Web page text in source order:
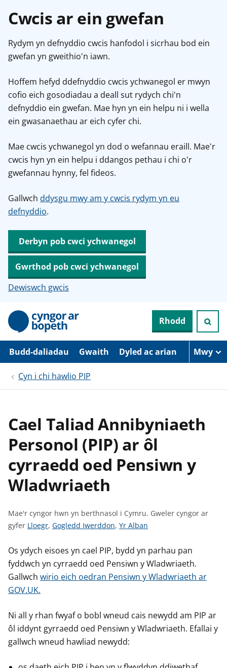
Cwcis ar ein gwefan
Rydym yn defnyddio cwcis hanfodol i sicrhau bod ein
gwefan yn gweithio'n iawn.
Hoffem hefyd ddefnyddio cwcis ychwanegol er mwyn
cofio eich gosodiadau a deall sut rydych chi'n
defnyddio ein gwefan. Mae hyn yn ein helpu ni i wella
ein gwasanaethau ar eich cyfer chi.
Mae cwcis ychwanegol yn dod o wefannau eraill. Mae'r
cwcis hyn yn ein helpu i ddangos pethau i chi o'r
gwefannau hynny, fel fideos.
Gallwch ddysgu mwy am y cwcis rydym yn eu
defnyddio.
Derbyn pob cwci ychwanegol
Gwrthod pob cwci ychwanegol
Dewiswch gwcis
N
d
r
w
Rhodd
Budd-daliadau Gwaith Dyled ac arian Mwy
Cyn i chi hawlio PIP
Cael Taliad Annibyniaeth
Personol (PIP) ar ôl
cyrraedd oed Pensiwn y
Wladwriaeth
Mae'r cyngor hwn yn berthnasol i Cymru. Gweler cyngor ar
gyfer G
e
l
e
r
n
g
o
Lloegr, G
e
e
g
o
Gogledd Iwerddon, G
e
l
e
g
o
Yr Alban
Os ydych eisoes yn cael PIP, bydd yn parhau pan
fyddwch yn cyrraedd oed Pensiwn y Wladwriaeth.
Gallwch wirio eich oedran Pensiwn y Wladwriaeth ar
GOV.UK.
Ni all y rhan fwyaf o bobl wneud cais newydd am PIP ar
ôl iddynt gyrraedd oed Pensiwn y Wladwriaeth. Efallai y
gallwch wneud hawliad newydd: